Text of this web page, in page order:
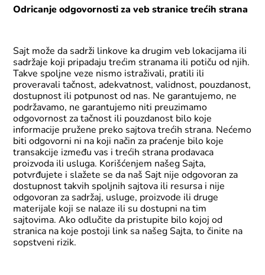
Odricanje odgovornosti za veb stranice trećih strana
Sajt može da sadrži linkove ka drugim veb lokacijama ili
sadržaje koji pripadaju trećim stranama ili potiču od njih.
Takve spoljne veze nismo istraživali, pratili ili
proveravali tačnost, adekvatnost, validnost, pouzdanost,
dostupnost ili potpunost od nas. Ne garantujemo, ne
podržavamo, ne garantujemo niti preuzimamo
odgovornost za tačnost ili pouzdanost bilo koje
informacije pružene preko sajtova trećih strana. Nećemo
biti odgovorni ni na koji način za praćenje bilo koje
transakcije između vas i trećih strana prodavaca
proizvoda ili usluga. Korišćenjem našeg Sajta,
potvrđujete i slažete se da naš Sajt nije odgovoran za
dostupnost takvih spoljnih sajtova ili resursa i nije
odgovoran za sadržaj, usluge, proizvode ili druge
materijale koji se nalaze ili su dostupni na tim
sajtovima. Ako odlučite da pristupite bilo kojoj od
stranica na koje postoji link sa našeg Sajta, to činite na
sopstveni rizik.